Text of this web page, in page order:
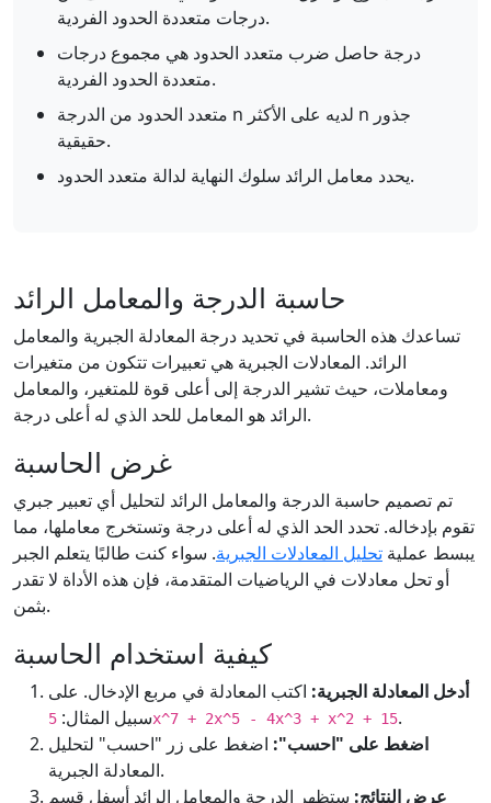
درجات متعددة الحدود الفردية.
درجة حاصل ضرب متعدد الحدود هي مجموع درجات
متعددة الحدود الفردية.
متعدد الحدود من الدرجة n لديه على الأكثر n جذور
حقيقية.
يحدد معامل الرائد سلوك النهاية لدالة متعدد الحدود.
حاسبة الدرجة والمعامل الرائد
تساعدك هذه الحاسبة في تحديد درجة المعادلة الجبرية والمعامل
الرائد. المعادلات الجبرية هي تعبيرات تتكون من متغيرات
ومعاملات، حيث تشير الدرجة إلى أعلى قوة للمتغير، والمعامل
الرائد هو المعامل للحد الذي له أعلى درجة.
غرض الحاسبة
تم تصميم حاسبة الدرجة والمعامل الرائد لتحليل أي تعبير جبري
تقوم بإدخاله. تحدد الحد الذي له أعلى درجة وتستخرج معاملها، مما
يبسط عملية تحليل المعادلات الجبرية. سواء كنت طالبًا يتعلم الجبر
أو تحل معادلات في الرياضيات المتقدمة، فإن هذه الأداة لا تقدر
بثمن.
كيفية استخدام الحاسبة
أدخل المعادلة الجبرية: اكتب المعادلة في مربع الإدخال. على
سبيل المثال:5x^7 + 2x^5 - 4x^3 + x^2 + 15.
اضغط على "احسب": اضغط على زر "احسب" لتحليل
المعادلة الجبرية.
عرض النتائج: ستظهر الدرجة والمعامل الرائد أسفل قسم